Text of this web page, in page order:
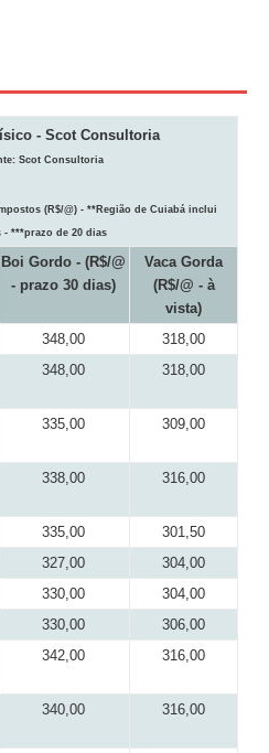
- Scot Consultoria
Scot Consultoria
(R$/@) - **Região de Cuiabá inclui
- ***prazo de 20 dias
Boi Gordo - (R$/@
- prazo 30 dias)
Vaca Gorda
(R$/@ - à
vista)
348,00
318,00
348,00 318,00
335,00 309,00
338,00 316,00
335,00
301,50
327,00
304,00
330,00
304,00
330,00
306,00
342,00 316,00
340,00 316,00